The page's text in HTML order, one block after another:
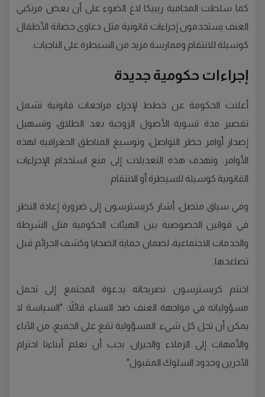
كما سلطت المحامية ريبيكا لاغ الضوء على أن بعض مرتكبي
العنف يستخدمون إجراءات قانونية مثل دعاوى حضانة الأطفال
كوسيلة للانتقام وممارسة مزيد من السيطرة على الناجيات.
إجراءات حكومية جديدة
أعلنت الحكومة عن خطط لإجراء مراجعات قانونية تشمل
تقصير مدة تسوية الأصول الزوجية بعد الطلاق، وتسهيل
إصدار أوامر حظر التواصل، وتوسيع المناطق الجغرافية لهذه
الأوامر. وتهدف هذه التعديلات إلى منع استخدام الإجراءات
القانونية كوسيلة للسيطرة أو الانتقام.
وفي سياق متصل، أشار كريسترسون إلى ضرورة إعادة النظر
في قوانين الخصوصية بين الهيئات الحكومية مثل الشرطة
والخدمات الاجتماعية، لضمان حماية الضحايا وكشف الجرائم قبل
تصاعدها.
اختتم كريسترسون تصريحاته بدعوة المجتمع إلى تحمل
مسؤولياته في مواجهة العنف ضد النساء، قائلاً: "السياسة لا
يمكن أن تحل كل شيء. المسؤولية تقع على الجميع، من الآباء
والأمهات إلى الزملاء والجيران. يجب أن نعلم أبناءنا احترام
الآخرين وحدود السلوك المقبول"